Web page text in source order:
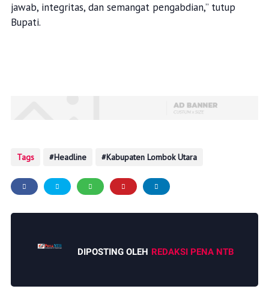
jawab, integritas, dan semangat pengabdian,” tutup
Bupati.
Tags Headline Kabupaten Lombok Utara
DIPOSTING OLEH REDAKSI PENA NTB